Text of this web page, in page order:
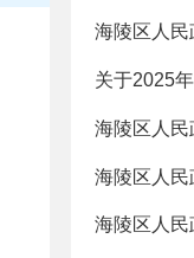
海陵区人
关于2025
海陵区人
海陵区人
海陵区人